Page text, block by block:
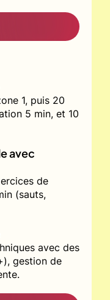
1, puis 20
5 min, et 10
avec
de
(sauts,
avec des
gestion de